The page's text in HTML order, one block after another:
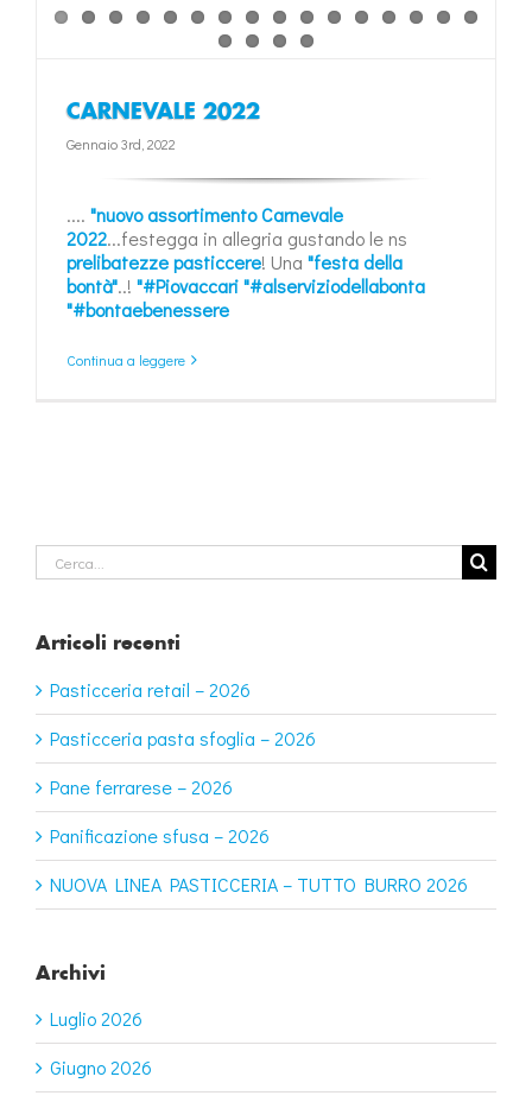
CARNEVALE 2022
Gennaio 3rd, 2022
.... "nuovo assortimento Carnevale
2022...festegga in allegria gustando le ns
prelibatezze pasticcere! Una "festa della
bontà"..! "#Piovaccari"#alserviziodellabonta
"#bontaebenessere
Continua a leggere
Cerca
per:
Articoli recenti
Pasticceria retail – 2026
Pasticceria pasta sfoglia – 2026
Pane ferrarese – 2026
Panificazione sfusa – 2026
NUOVA LINEA PASTICCERIA – TUTTO BURRO 2026
Archivi
Luglio 2026
Giugno 2026